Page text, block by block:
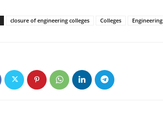
closure of engineering colleges Colleges Engineering